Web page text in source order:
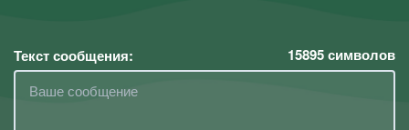
Текст сообщения: 15895символов